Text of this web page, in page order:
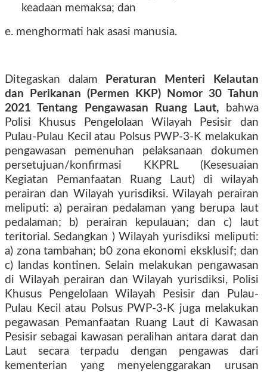
keadaan memaksa; dan
e. menghormati hak asasi manusia.
Ditegaskan dalam
Peraturan Menteri Kelautan
dan Perikanan (Permen KKP) Nomor 30 Tahun
2021 Tentang Pengawasan Ruang Laut, bahwa
Polisi Khusus Pengelolaan Wilayah Pesisir dan
Pulau-Pulau Kecil atau Polsus PWP-3-K melakukan
pengawasan pemenuhan pelaksanaan dokumen
persetujuan/konfirmasi KKPRL (Kesesuaian
Kegiatan Pemanfaatan Ruang Laut) di wilayah
perairan dan Wilayah yurisdiksi. Wilayah perairan
meliputi: a) perairan pedalaman yang berupa laut
pedalaman; b) perairan kepulauan; dan c) laut
teritorial. Sedangkan ) Wilayah yurisdiksi meliputi:
a) zona tambahan; b0 zona ekonomi eksklusif; dan
c) landas kontinen. Selain melakukan pengawasan
di Wilayah perairan dan Wilayah yurisdiksi, Polisi
Khusus Pengelolaan Wilayah Pesisir dan Pulau-
Pulau Kecil atau Polsus PWP-3-K juga melakukan
pegawasan Pemanfaatan Ruang Laut di Kawasan
Pesisir sebagai kawasan peralihan antara darat dan
Laut secara terpadu dengan pengawas dari
kementerian yang menyelenggarakan urusan